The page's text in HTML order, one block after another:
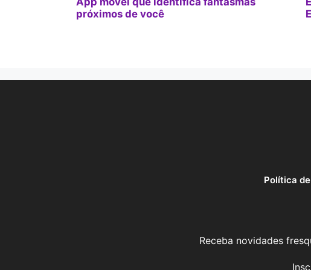
próximos de você
Política
Receba novidades